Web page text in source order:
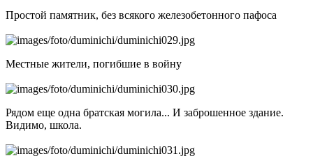
Простой памятник, без всякого железобетонного пафоса
Местные жители, погибшие в войну
Рядом еще одна братская могила... И заброшенное здание.
Видимо, школа.